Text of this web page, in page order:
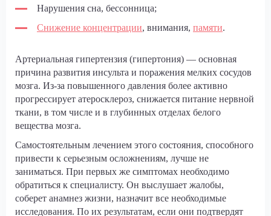
Нарушения сна, бессонница;
Снижение концентрации, внимания, памяти.
Артериальная гипертензия (гипертония) — основная
причина развития инсульта и поражения мелких сосудов
мозга. Из-за повышенного давления более активно
прогрессирует атеросклероз, снижается питание нервной
ткани, в том числе и в глубинных отделах белого
вещества мозга.
Самостоятельным лечением этого состояния, способного
привести к серьезным осложнениям, лучше не
заниматься. При первых же симптомах необходимо
обратиться к специалисту. Он выслушает жалобы,
соберет анамнез жизни, назначит все необходимые
исследования. По их результатам, если они подтвердят